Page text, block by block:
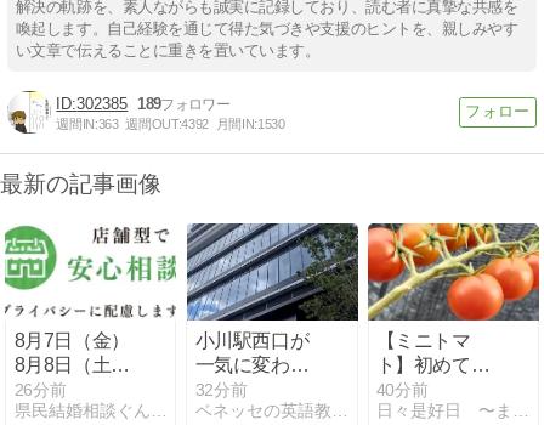
解決の軌跡を、素人ながらも誠実に記録しており、読む者に真摯な共感を
喚起します。自己経験を通じて得た気づきや支援のヒントを、親しみやす
い文章で伝えることに重きを置いています。
302385 189
週間IN:363 週間OUT:4392 月間IN:1530
最新の記事画像
8月7日（金）
8月8日（土）
満員御
礼！！！
26分前
県民結婚相談ぐんま で カリスマ仲人やってます！
小川駅西口が
一気に変わり
ました！小川
パレットは
32分前
ベネッセの英語教室 BEstudio 小川西町4丁目教室
【ミニトマ
ト】初めての
収穫！！
40分前
日々是好日 〜まずは日々のことから〜